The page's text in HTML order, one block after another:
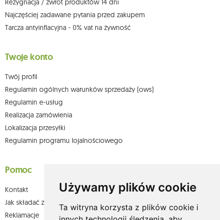
Używamy plików cookie
Ta witryna korzysta z plików cookie i
Rezygnacja / zwrot produktów 14 dni
Najczęściej zadawane pytania przed zakupem
Tarcza antyinflacyjna - 0% vat na żywność
Twoje konto
Twój profil
Regulamin ogólnych warunków sprzedaży (ows)
Regulamin e-usług
Realizacja zamówienia
Lokalizacja przesyłki
Regulamin programu lojalnościowego
Pomoc
Kontakt
Jak składać zamówienia w sklepie olium.pl?
Reklamacje